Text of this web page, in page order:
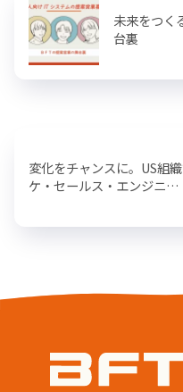
未来をつく
台裏
変化をチャンスに。US組
ケ・セールス・エンジニ…